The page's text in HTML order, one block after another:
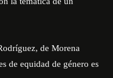
de Morena
de equidad de género es